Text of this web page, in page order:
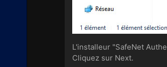
L'installeur "SafeNet
Cliquez sur Next.